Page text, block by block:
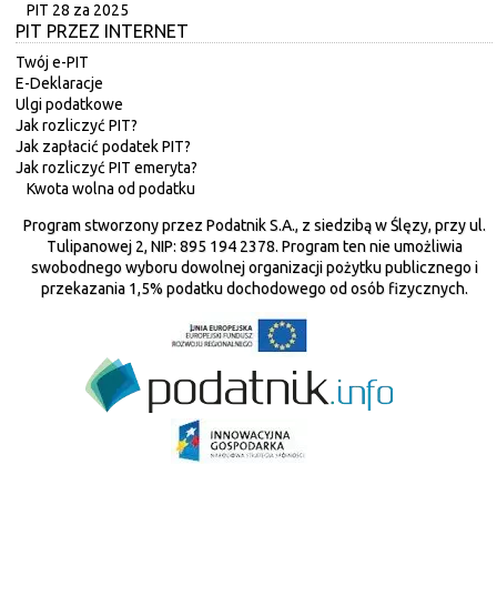
PIT 28 za 2025
PIT PRZEZ INTERNET
Twój e-PIT
E-Deklaracje
Ulgi podatkowe
Jak rozliczyć PIT?
Jak zapłacić podatek PIT?
Jak rozliczyć PIT emeryta?
Kwota wolna od podatku
Program stworzony przez Podatnik S.A., z siedzibą w Ślęzy, przy ul.
Tulipanowej 2, NIP: 895 194 2378. Program ten nie umożliwia
swobodnego wyboru dowolnej organizacji pożytku publicznego i
przekazania 1,5% podatku dochodowego od osób fizycznych.